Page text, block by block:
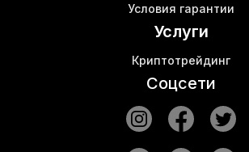
Условия гарантии
Услуги
Криптотрейдинг
Соцсети